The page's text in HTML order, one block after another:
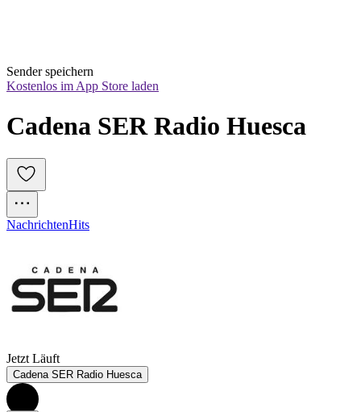
Sender speichern
Kostenlos im App Store laden
Cadena SER Radio Huesca
NachrichtenHits
Jetzt Läuft
Cadena SER Radio Huesca